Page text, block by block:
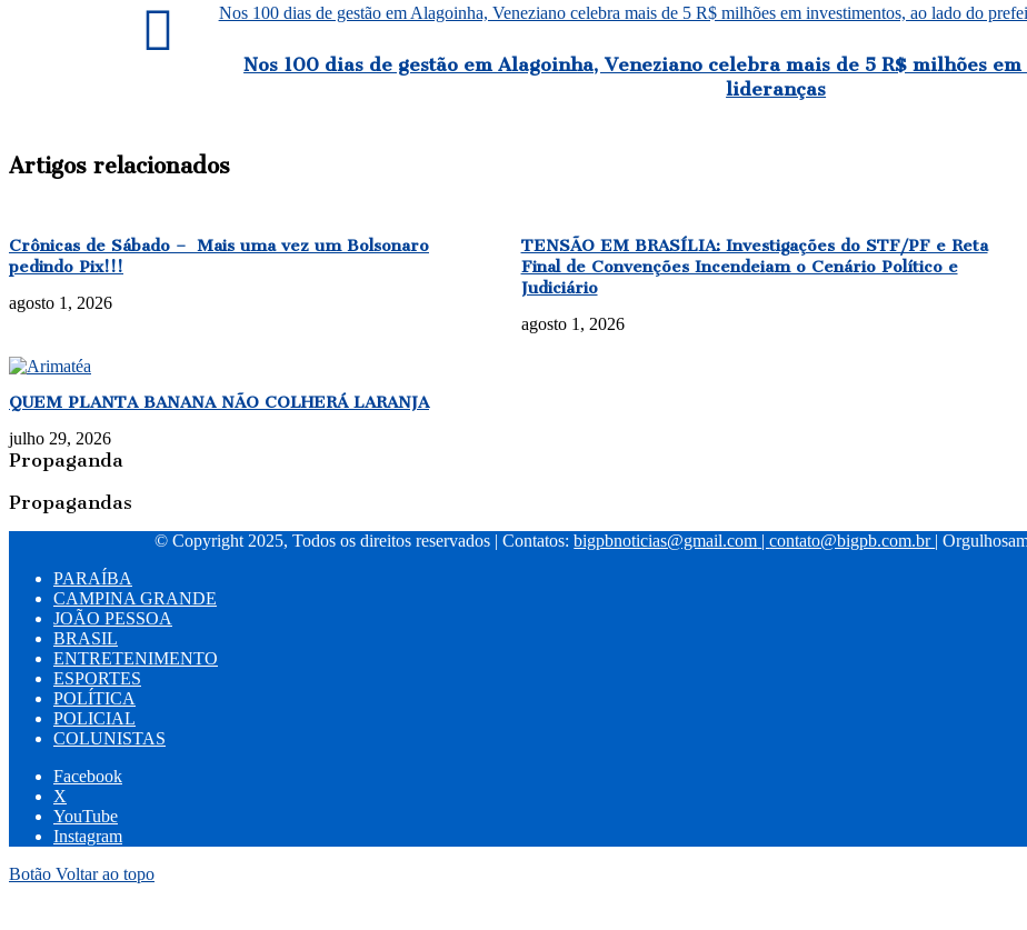
Nos 100 dias de gestão em Alagoinha, Veneziano celebra mais de 5 R$ milhões em investimentos, ao lado do
Nos 100 dias de gestão em Alagoinha, Veneziano celebra mais de 5 R$ milhões
lideranças
Artigos relacionados
Crônicas de Sábado – Mais uma vez um Bolsonaro
pedindo Pix!!!
agosto 1, 2026
TENSÃO EM BRASÍLIA: Investigações do STF/PF e Reta
Final de Convenções Incendeiam o Cenário Político e
Judiciário
agosto 1, 2026
QUEM PLANTA BANANA NÃO COLHERÁ LARANJA
julho 29, 2026
Propaganda
Propagandas
© Copyright 2025, Todos os direitos reservados | Contatos:bigpbnoticias@gmail.com |contato@bigpb.com.br |
PARAÍBA
CAMPINA GRANDE
JOÃO PESSOA
BRASIL
ENTRETENIMENTO
ESPORTES
POLÍTICA
POLICIAL
COLUNISTAS
Facebook
X
YouTube
Instagram
Botão Voltar ao topo